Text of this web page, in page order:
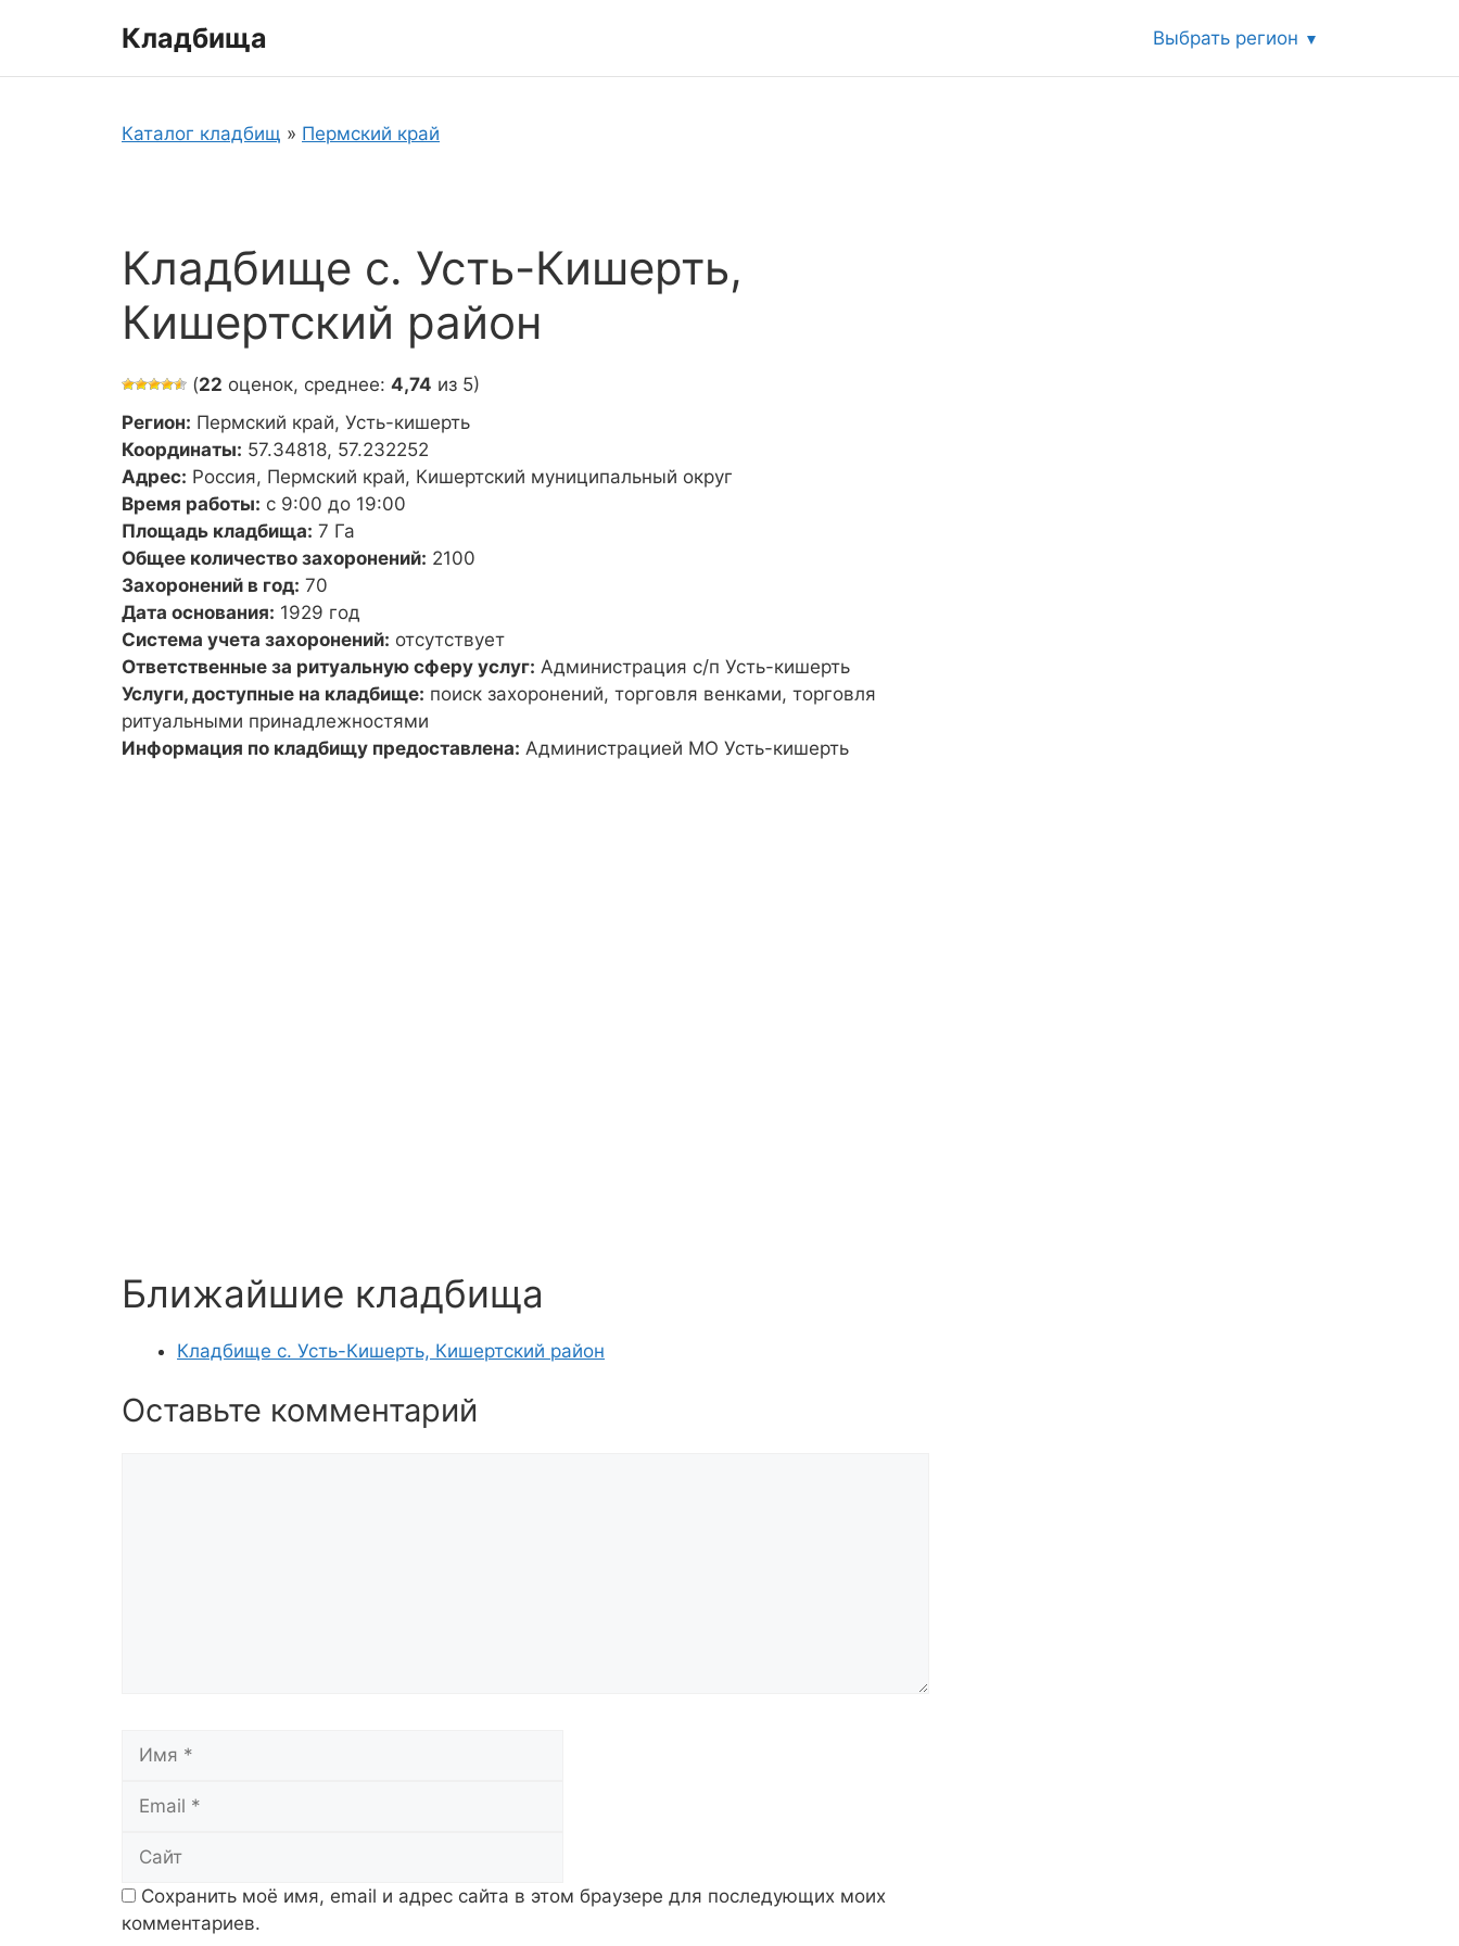
Кладбища Выбрать регион
Каталог кладбищ » Пермский край
Кладбище с. Усть-Кишерть,
Кишертский район
(22 оценок, среднее: 4,74 из 5)
Регион: Пермский край, Усть-кишерть
Координаты: 57.34818, 57.232252
Адрес: Россия, Пермский край, Кишертский муниципальный округ
Время работы: с 9:00 до 19:00
Площадь кладбища: 7 Га
Общее количество захоронений: 2100
Захоронений в год: 70
Дата основания: 1929 год
Система учета захоронений: отсутствует
Ответственные за ритуальную сферу услуг: Администрация с/п Усть-кишерть
Услуги, доступные на кладбище: поиск захоронений, торговля венками, торговля
ритуальными принадлежностями
Информация по кладбищу предоставлена: Администрацией МО Усть-кишерть
Ближайшие кладбища
Кладбище с. Усть-Кишерть, Кишертский район
Оставьте комментарий
Сохранить моё имя, email и адрес сайта в этом браузере для последующих моих
комментариев.